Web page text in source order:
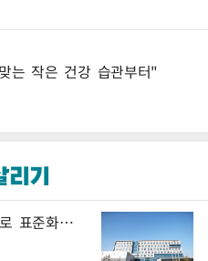
는 작은 건강 습관부터"
표준화…